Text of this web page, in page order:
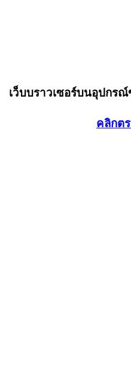
เว็บบราวเซอร์บนอุปกร
คลิกต